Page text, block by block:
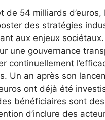
de 54 milliards d’euros,
des stratégies
aux enjeux sociétaux.
une gouvernance
continuellement
Un an après son
ont déjà été
bénéficiaires sont des
d’inclure des